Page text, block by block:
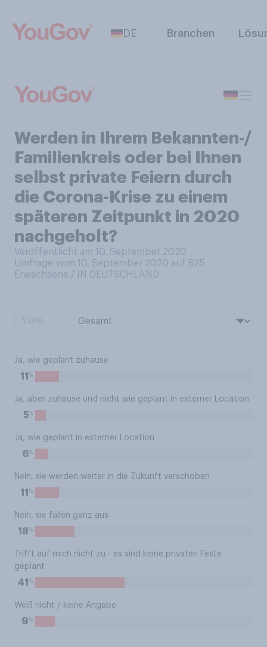
DE Branchen
Werden in Ihrem Bekannten‑/
Familienkreis oder bei Ihnen
selbst private Feiern durch
die Corona-Krise zu einem
späteren Zeitpunkt in 2020
nachgeholt?
Veröffentlicht am 10. September 2020
Umfrage vom 10. September 2020 auf 825
Erwachsene / IN DEUTSCHLAND
Ja, wie geplant zuhause
11 %
Ja, aber zuhause und nicht wie geplant in externer Location
5%
Ja, wie geplant in externer Location
6%
Nein, sie werden weiter in die Zukunft verschoben
11 %
Nein, sie fallen ganz aus
18%
Trifft auf mich nicht zu - es sind keine privaten Feste
geplant
41 %
Weiß nicht / keine Angabe
9%